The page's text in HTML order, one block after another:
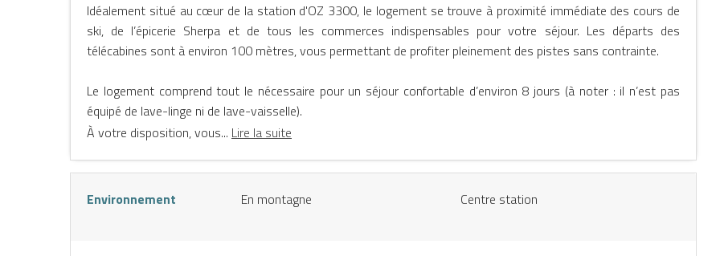
Idéalement situé au cœur de la station d'OZ 3300, le logement se trouve à proximité immédiate des cours de
ski, de l’épicerie Sherpa et de tous les commerces indispensables pour votre séjour. Les départs des
télécabines sont à environ 100 mètres, vous permettant de profiter pleinement des pistes sans contrainte.
Le logement comprend tout le nécessaire pour un séjour confortable d’environ 8 jours (à noter : il n’est pas
équipé de lave-linge ni de lave-vaisselle).
À votre disposition, vous... Lire la suite
Environnement En montagne Centre station